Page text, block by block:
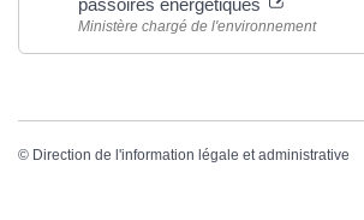
passoires énergétiques
Ministère chargé de l'environnement
© Direction de l'information légale et administrative